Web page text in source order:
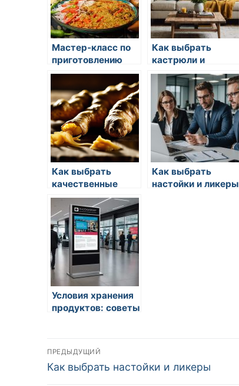
Мастер-класс по
приготовлению
ароматного
китайского чая
Как выбрать
кастрюли и
сковородки
Как выбрать
качественные
грибы
Как выбрать
настойки и ликеры
Условия хранения
продуктов: советы
Навигация
по
ПРЕДЫДУЩИЙ
Предыдущая
Как выбрать настойки и ликеры